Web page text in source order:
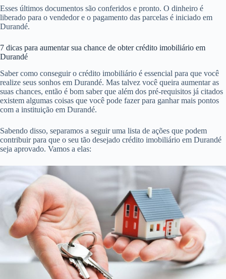
Esses últimos documentos são conferidos e pronto. O dinheiro é
liberado para o vendedor e o pagamento das parcelas é iniciado em
Durandé.
7 dicas para aumentar sua chance de obter crédito imobiliário em
Durandé
Saber como conseguir o crédito imobiliário é essencial para que você
realize seus sonhos em Durandé. Mas talvez você queira aumentar as
suas chances, então é bom saber que além dos pré-requisitos já citados
existem algumas coisas que você pode fazer para ganhar mais pontos
com a instituição em Durandé.
Sabendo disso, separamos a seguir uma lista de ações que podem
contribuir para que o seu tão desejado crédito imobiliário em Durandé
seja aprovado. Vamos a elas: